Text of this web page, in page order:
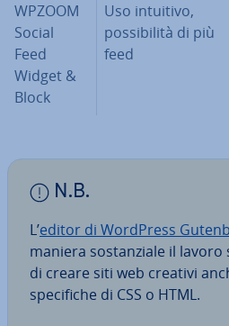
WPZOOM
Social
Feed
Widget &
Block
Uso intuitivo,
pos­si­bi­li­tà di più
feed
N.B.
L’editor di WordPress
maniera so­stan­zia­le il lavoro
di creare siti web creativi
spe­ci­fi­che di CSS o HTML.